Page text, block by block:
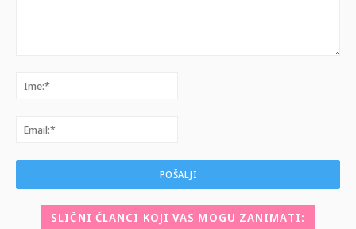
SLIČNI ČLANCI KOJI VAS MOGU ZANIMATI: